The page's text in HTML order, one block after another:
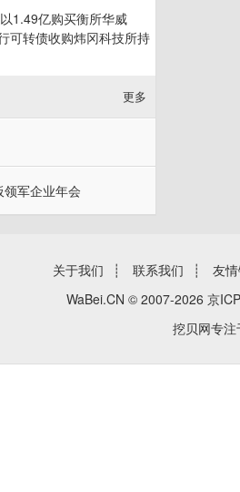
1.49亿购买衡所华威
可转债收购炜冈科技所持
更多
领军企业年会
关于我们 ┊ 联系我们 ┊
友
WaBei.CN © 2007-2026 京
挖贝网专